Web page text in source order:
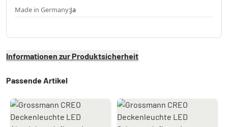
Made in Germany:Ja
Informationen zur Produktsicherheit
Passende Artikel